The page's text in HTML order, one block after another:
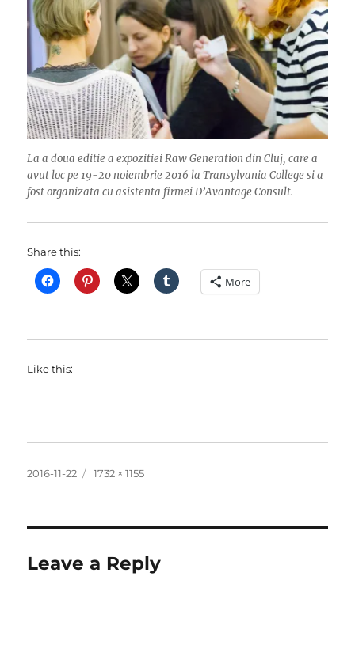
La a doua editie a expozitiei Raw Generation din Cluj, care a
avut loc pe 19-20 noiembrie 2016 la Transylvania College si a
fost organizata cu asistenta firmei D’Avantage Consult.
Share this:
More
Like this:
Posted
2016-11-22
Full
1732 × 1155
Leave a Reply